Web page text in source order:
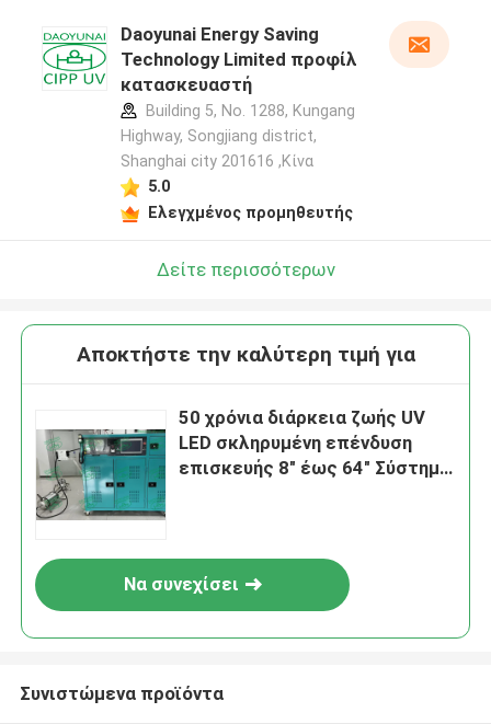
We bellen je snel terug!
Daoyunai Energy Saving
Technology Limited προφίλ
κατασκευαστή
Building 5, No. 1288, Kungang
Highway, Songjiang district,
Shanghai city 201616 ,Κίνα
5.0
Ελεγχμένος προμηθευτής
Δείτε περισσότερων
Αποκτήστε την καλύτερη τιμή για
50 χρόνια διάρκεια ζωής UV
LED σκληρυμένη επένδυση
επισκευής 8" έως 64" Σύστημα
Να συνεχίσει
Συνιστώμενα προϊόντα